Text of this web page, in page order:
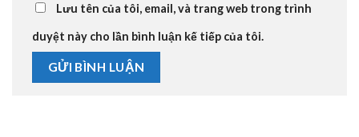
Lưu tên của tôi, email, và trang web trong trình
duyệt này cho lần bình luận kế tiếp của tôi.